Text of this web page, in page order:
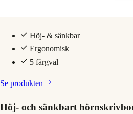
Höj- & sänkbar
Ergonomisk
5 färgval
Se produkten
Höj- och sänkbart